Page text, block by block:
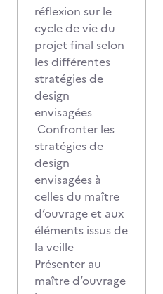
réflexion sur le
cycle de vie du
projet final selon
les différentes
stratégies de
design
envisagées
Confronter les
stratégies de
design
envisagées à
celles du maître
d’ouvrage et aux
éléments issus de
la veille
Présenter au
maître d’ouvrage